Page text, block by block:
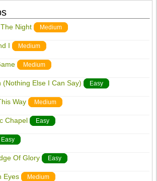
Night Medium
I Medium
Medium
(Nothing Else I Can Say) Easy
Way Medium
Chapel Easy
Easy
Of Glory Easy
Eyes Medium